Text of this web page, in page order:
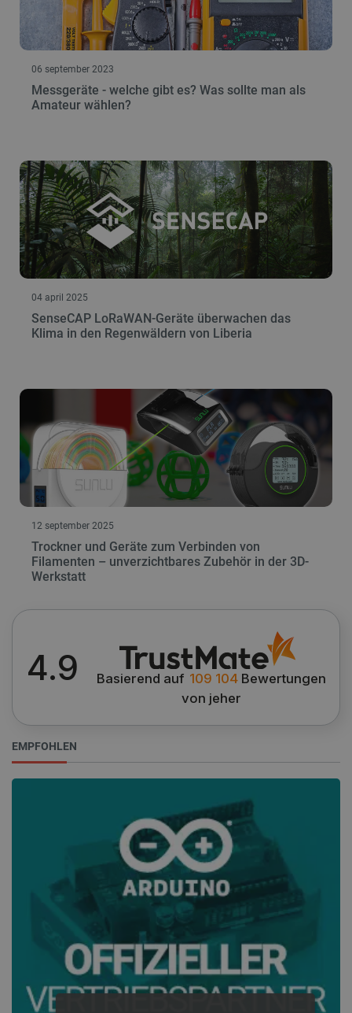
4.9 Basierend auf 109 104Bewertungen
von jeher
EMPFOHLEN
06 september 2023
Messgeräte - welche gibt es? Was sollte man als
Amateur wählen?
04 april 2025
SenseCAP LoRaWAN-Geräte überwachen das
Klima in den Regenwäldern von Liberia
12 september 2025
Trockner und Geräte zum Verbinden von
Filamenten – unverzichtbares Zubehör in der 3D-
Werkstatt